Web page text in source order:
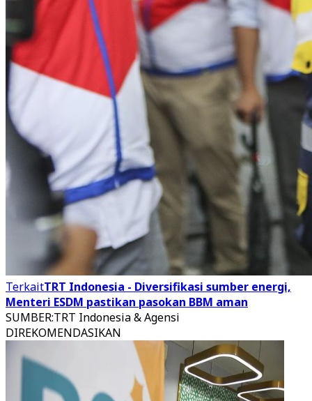
TerkaitTRT Indonesia - Diversifikasi sumber energi,
Menteri ESDM pastikan pasokan BBM aman
SUMBER:TRT Indonesia & Agensi
DIREKOMENDASIKAN